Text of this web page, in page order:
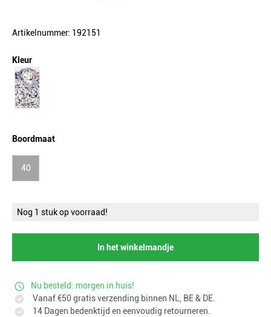
Artikelnummer: 192151
Kleur
Boordmaat
40
Nog 1 stuk op voorraad!
In het winkelmandje
Nu besteld: morgen in huis!
Vanaf €50 gratis verzending binnen NL, BE & DE.
14 Dagen bedenktijd en eenvoudig retourneren.